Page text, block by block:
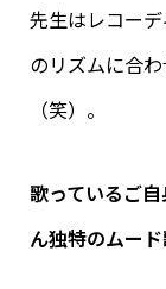
先生はレコー
のリズムに合
（笑）。
歌っているご
ん独特のムー